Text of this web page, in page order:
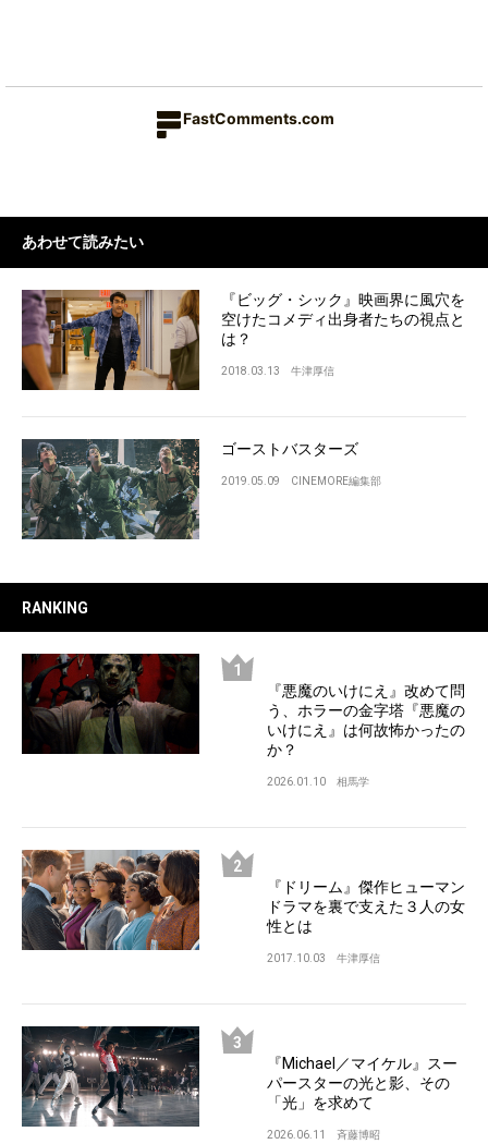
FastComments.com
あわせて読みたい
『ビッグ・シック』映画界に風穴を
空けたコメディ出身者たちの視点と
は？
2018.03.13 牛津厚信
ゴーストバスターズ
2019.05.09 CINEMORE編集部
RANKING
『悪魔のいけにえ』改めて問
う、ホラーの金字塔『悪魔の
いけにえ』は何故怖かったの
か？
2026.01.10 相馬学
『ドリーム』傑作ヒューマン
ドラマを裏で支えた３人の女
性とは
2017.10.03 牛津厚信
『Michael／マイケル』スー
パースターの光と影、その
「光」を求めて
2026.06.11 斉藤博昭